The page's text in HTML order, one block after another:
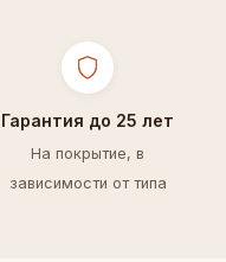
Гарантия до 25 лет
На покрытие, в
зависимости от типа